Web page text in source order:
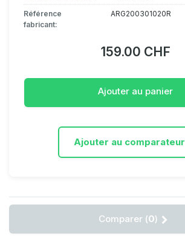
Référence
fabricant:
ARG200301020R
159.00 CHF
Ajouter au panier
Ajouter au comparateur
Comparer (0)